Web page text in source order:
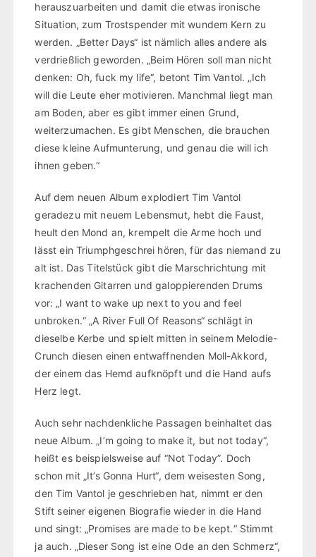
herauszuarbeiten und damit die etwas ironische
Situation, zum Trostspender mit wundem Kern zu
werden. „Better Days“ ist nämlich alles andere als
verdrießlich geworden. „Beim Hören soll man nicht
denken: Oh, fuck my life“, betont Tim Vantol. „Ich
will die Leute eher motivieren. Manchmal liegt man
am Boden, aber es gibt immer einen Grund,
weiterzumachen. Es gibt Menschen, die brauchen
diese kleine Aufmunterung, und genau die will ich
ihnen geben.“
Auf dem neuen Album explodiert Tim Vantol
geradezu mit neuem Lebensmut, hebt die Faust,
heult den Mond an, krempelt die Arme hoch und
lässt ein Triumphgeschrei hören, für das niemand zu
alt ist. Das Titelstück gibt die Marschrichtung mit
krachenden Gitarren und galoppierenden Drums
vor: „I want to wake up next to you and feel
unbroken.“ „A River Full Of Reasons“ schlägt in
dieselbe Kerbe und spielt mitten in seinem Melodie-
Crunch diesen einen entwaffnenden Moll-Akkord,
der einem das Hemd aufknöpft und die Hand aufs
Herz legt.
Auch sehr nachdenkliche Passagen beinhaltet das
neue Album. „I’m going to make it, but not today“,
heißt es beispielsweise auf “Not Today”. Doch
schon mit „It’s Gonna Hurt“, dem weisesten Song,
den Tim Vantol je geschrieben hat, nimmt er den
Stift seiner eigenen Biografie wieder in die Hand
und singt: „Promises are made to be kept.“ Stimmt
ja auch. „Dieser Song ist eine Ode an den Schmerz“,